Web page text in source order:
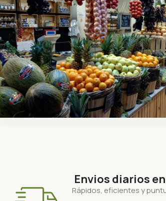
Envios diarios
Rápidos, eficientes y